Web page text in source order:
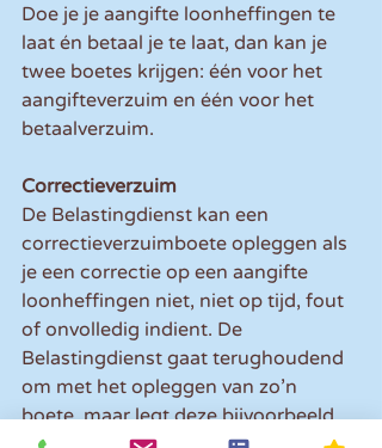
Doe je je aangifte loonheffingen te
laat én betaal je te laat, dan kan je
twee boetes krijgen: één voor het
aangifteverzuim en één voor het
betaalverzuim.
Correctieverzuim
De Belastingdienst kan een
correctieverzuimboete opleggen als
je een correctie op een aangifte
loonheffingen niet, niet op tijd, fout
of onvolledig indient. De
Belastingdienst gaat terughoudend
om met het opleggen van zo’n
boete, maar legt deze bijvoorbeeld